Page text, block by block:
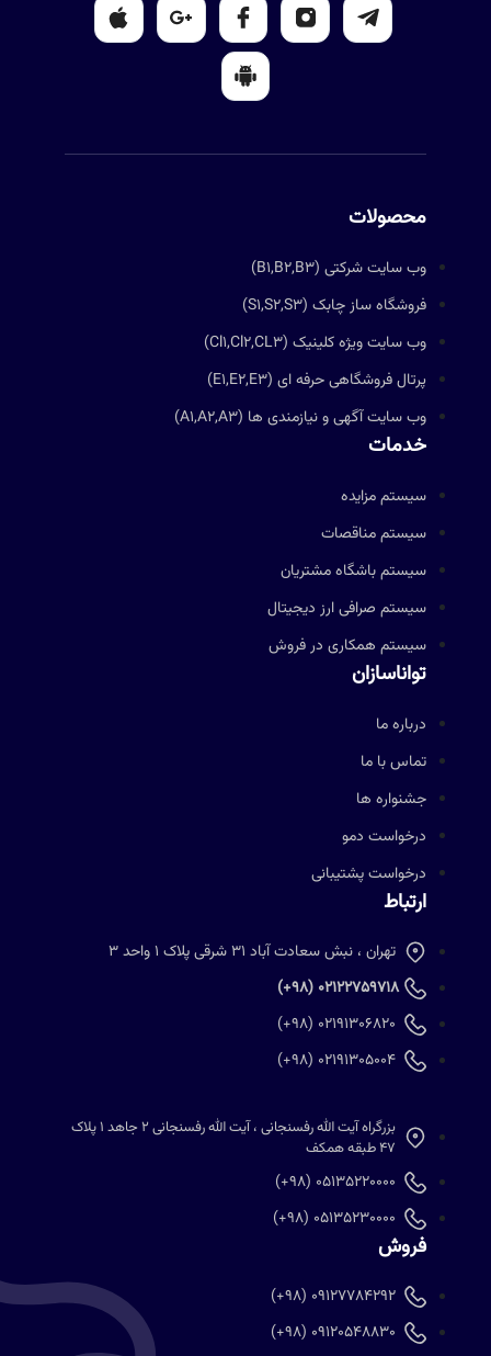
محصولات
وب سایت شرکتی (B1,B2,B3)
فروشگاه ساز چابک (S1,S2,S3)
وب سایت ویژه کلینیک (Cl1,Cl2,CL3)
پرتال فروشگاهی حرفه ای (E1,E2,E3)
وب سایت آگهی و نیازمندی ها (A1,A2,A3)
خدمات
سیستم مزایده
سیستم مناقصات
سیستم باشگاه مشتریان
سیستم صرافی ارز دیجیتال
سیستم همکاری در فروش
تواناسازان
درباره ما
تماس با ما
جشنواره ها
درخواست دمو
درخواست پشتیبانی
ارتباط
تهران ، نبش سعادت آباد 31 شرقی پلاک 1 واحد 3
02122759718 (98+)
02191306820 (98+)
02191305004 (98+)
بزرگراه آیت الله رفسنجانی ، آیت الله رفسنجانی 2 جاهد 1 پلاک
47 طبقه همکف
05135220000 (98+)
05135230000 (98+)
فروش
09127784292 (98+)
09120548830 (98+)